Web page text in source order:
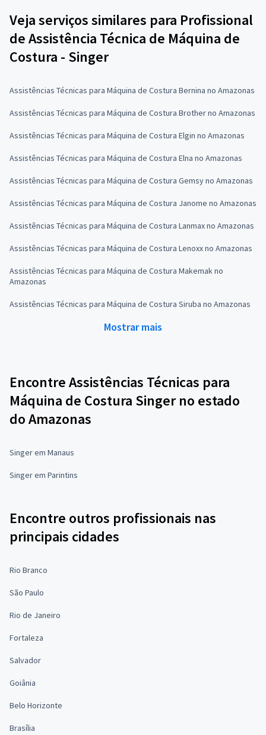
Veja serviços similares para Profissional
de Assistência Técnica de Máquina de
Costura - Singer
Assistências Técnicas para Máquina de Costura Bernina no Amazonas
Assistências Técnicas para Máquina de Costura Brother no Amazonas
Assistências Técnicas para Máquina de Costura Elgin no Amazonas
Assistências Técnicas para Máquina de Costura Elna no Amazonas
Assistências Técnicas para Máquina de Costura Gemsy no Amazonas
Assistências Técnicas para Máquina de Costura Janome no Amazonas
Assistências Técnicas para Máquina de Costura Lanmax no Amazonas
Assistências Técnicas para Máquina de Costura Lenoxx no Amazonas
Assistências Técnicas para Máquina de Costura Makemak no
Amazonas
Assistências Técnicas para Máquina de Costura Siruba no Amazonas
Mostrar mais
Encontre Assistências Técnicas para
Máquina de Costura Singer no estado
do Amazonas
Singer em Manaus
Singer em Parintins
Encontre outros profissionais nas
principais cidades
Rio Branco
São Paulo
Rio de Janeiro
Fortaleza
Salvador
Goiânia
Belo Horizonte
Brasília